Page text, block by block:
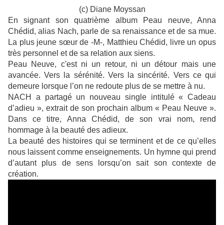
(c) Diane Moyssan
En signant son quatrième album Peau neuve, Anna
Chédid, alias Nach, parle de sa renaissance et de sa mue.
La plus jeune sœur de -M-, Matthieu Chédid, livre un opus
très personnel et de sa relation aux siens.
Peau Neuve, c'est ni un retour, ni un détour mais une
avancée. Vers la sérénité. Vers la sincérité. Vers ce qui
demeure lorsque l’on ne redoute plus de se mettre à nu.
NACH a partagé un nouveau single intitulé « Cadeau
d’adieu », extrait de son prochain album « Peau Neuve ».
Dans ce titre, Anna Chédid, de son vrai nom, rend
hommage à la beauté des adieux.
La beauté des histoires qui se terminent et de ce qu’elles
nous laissent comme enseignements. Un hymne qui prend
d’autant plus de sens lorsqu’on sait son contexte de
création.